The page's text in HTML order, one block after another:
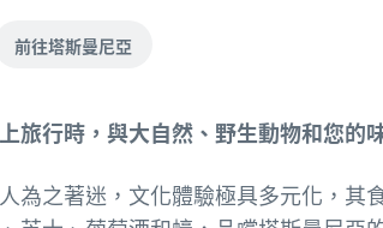
前往塔斯曼尼亞
旅行時，與大自然、野生動物和您的
為之著迷，文化體驗極具多元化，其